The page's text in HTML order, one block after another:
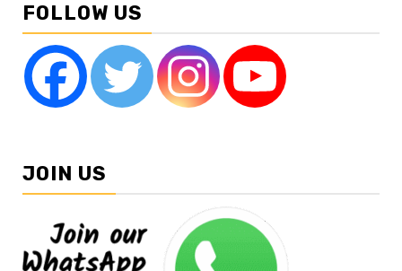
FOLLOW US
JOIN US